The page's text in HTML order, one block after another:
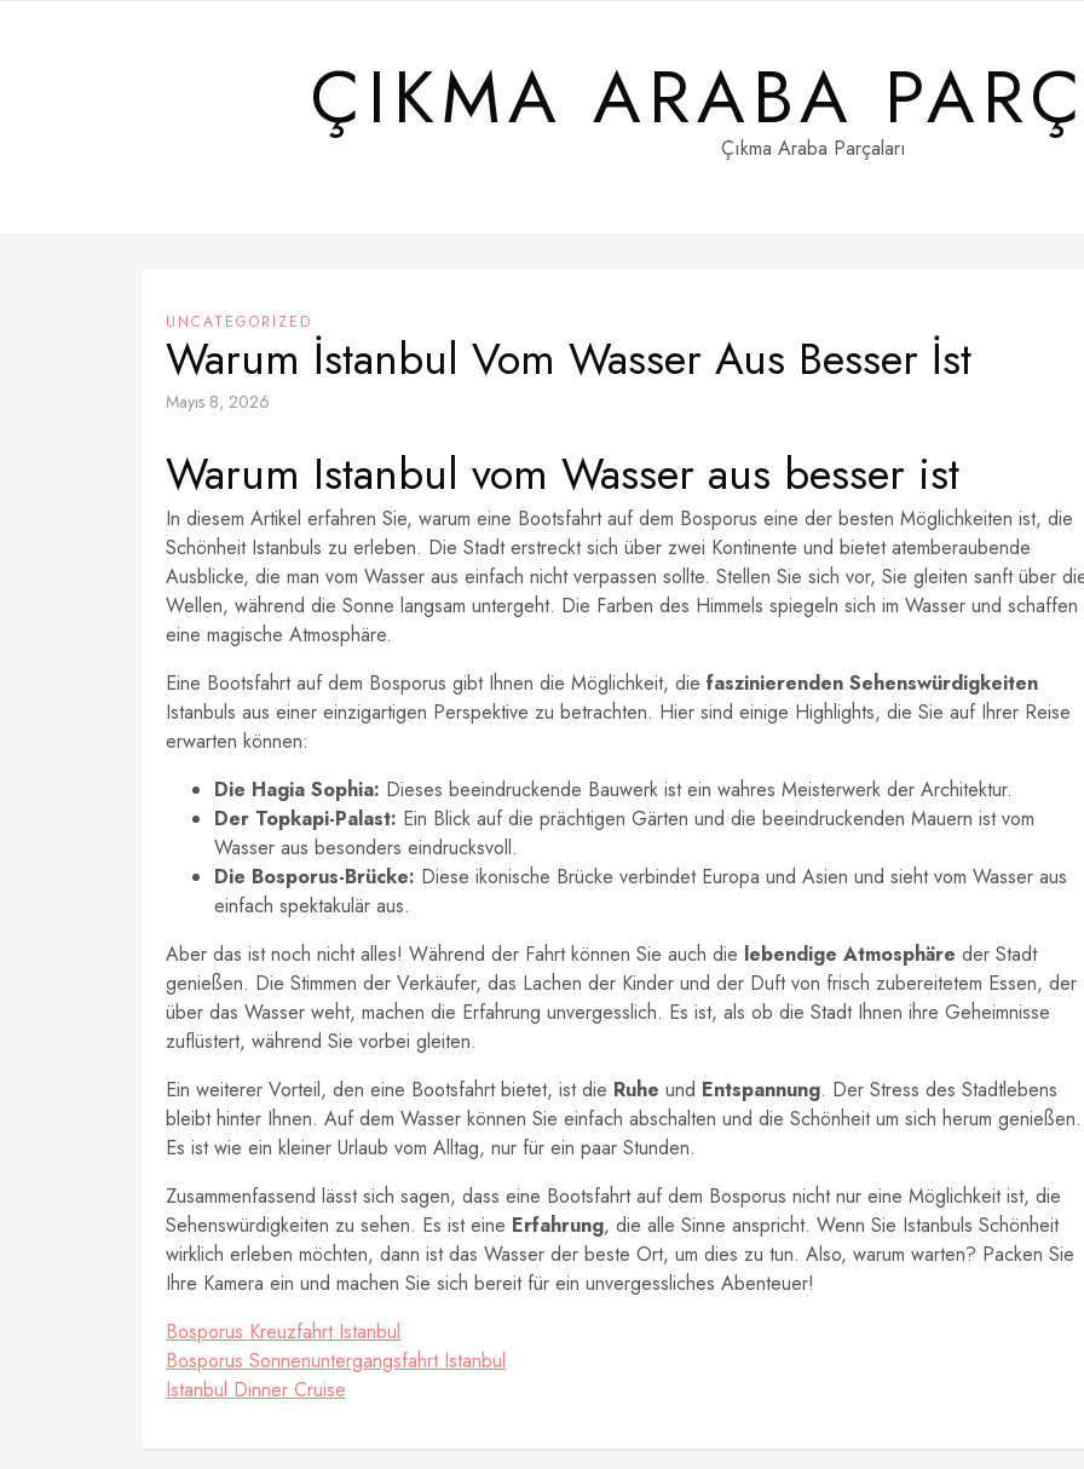
ÇIKMA ARABA
Çıkma Araba Parçaları
UNCATEGORIZED
Warum İstanbul Vom Wasser Aus Besser İst
Mayıs 8, 2026
Warum Istanbul vom Wasser aus besser ist
In diesem Artikel erfahren Sie, warum eine Bootsfahrt auf dem Bosporus eine der besten Möglichkeiten ist, die
Schönheit Istanbuls zu erleben. Die Stadt erstreckt sich über zwei Kontinente und bietet atemberaubende
Ausblicke, die man vom Wasser aus einfach nicht verpassen sollte. Stellen Sie sich vor, Sie gleiten sanft über
Wellen, während die Sonne langsam untergeht. Die Farben des Himmels spiegeln sich im Wasser und schaffen
eine magische Atmosphäre.
Eine Bootsfahrt auf dem Bosporus gibt Ihnen die Möglichkeit, die faszinierenden Sehenswürdigkeiten
Istanbuls aus einer einzigartigen Perspektive zu betrachten. Hier sind einige Highlights, die Sie auf Ihrer Reise
erwarten können:
Die Hagia Sophia: Dieses beeindruckende Bauwerk ist ein wahres Meisterwerk der Architektur.
Der Topkapi-Palast: Ein Blick auf die prächtigen Gärten und die beeindruckenden Mauern ist vom
Wasser aus besonders eindrucksvoll.
Die Bosporus-Brücke: Diese ikonische Brücke verbindet Europa und Asien und sieht vom Wasser aus
einfach spektakulär aus.
Aber das ist noch nicht alles! Während der Fahrt können Sie auch die lebendige Atmosphäre der Stadt
genießen. Die Stimmen der Verkäufer, das Lachen der Kinder und der Duft von frisch zubereitetem Essen, der
über das Wasser weht, machen die Erfahrung unvergesslich. Es ist, als ob die Stadt Ihnen ihre Geheimnisse
zuflüstert, während Sie vorbei gleiten.
Ein weiterer Vorteil, den eine Bootsfahrt bietet, ist die Ruhe und Entspannung. Der Stress des Stadtlebens
bleibt hinter Ihnen. Auf dem Wasser können Sie einfach abschalten und die Schönheit um sich herum genießen.
Es ist wie ein kleiner Urlaub vom Alltag, nur für ein paar Stunden.
Zusammenfassend lässt sich sagen, dass eine Bootsfahrt auf dem Bosporus nicht nur eine Möglichkeit ist, die
Sehenswürdigkeiten zu sehen. Es ist eine Erfahrung, die alle Sinne anspricht. Wenn Sie Istanbuls Schönheit
wirklich erleben möchten, dann ist das Wasser der beste Ort, um dies zu tun. Also, warum warten? Packen Sie
Ihre Kamera ein und machen Sie sich bereit für ein unvergessliches Abenteuer!
Bosporus Kreuzfahrt Istanbul
Bosporus Sonnenuntergangsfahrt Istanbul
Istanbul Dinner Cruise